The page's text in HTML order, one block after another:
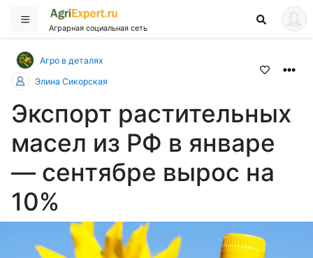
Аграрная социальная сеть
Агро в деталях
Элина Сикорская
Экспорт растительных
масел из РФ в январе
— сентябре вырос на
10%